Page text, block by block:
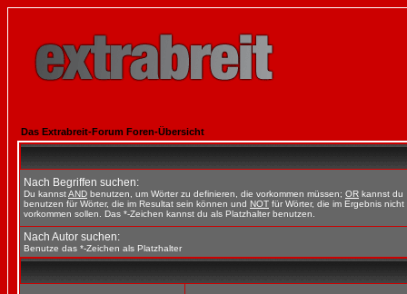
Das Extrabreit-Forum Foren-Übersicht
Nach Begriffen suchen:
Du kannstAND benutzen, um Wörter zu definieren, die vorkommen müssen; OR kannst du
benutzen für Wörter, die im Resultat sein können und NOT für Wörter, die im Ergebnis nicht
vorkommen sollen. Das *-Zeichen kannst du als Platzhalter benutzen.
Nach Autor suchen:
Benutze das *-Zeichen als Platzhalter